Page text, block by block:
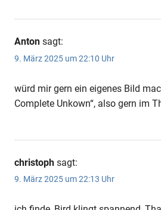
Anton sagt:
9. März 2025 um 22:10 Uhr
würd mir gern ein eigenes Bild
Complete Unkown“, also gern im
christoph sagt:
9. März 2025 um 22:13 Uhr